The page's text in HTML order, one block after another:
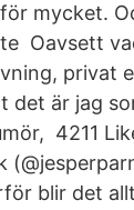
mycket.
Oavsett
privat
det är jag
4211
blir det